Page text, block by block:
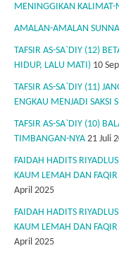
MENINGGIKAN KALIMAT-
AMALAN-AMALAN
TAFSIR AS-SA`DIY (12)
HIDUP, LALU MATI) 10
TAFSIR AS-SA`DIY (11)
ENGKAU MENJADI SAKSI
TAFSIR AS-SA`DIY (10)
TIMBANGAN-NYA 21 Juli
FAIDAH HADITS
KAUM LEMAH DAN
April 2025
FAIDAH HADITS
KAUM LEMAH DAN
April 2025